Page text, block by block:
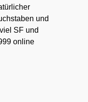
und
SF und
online